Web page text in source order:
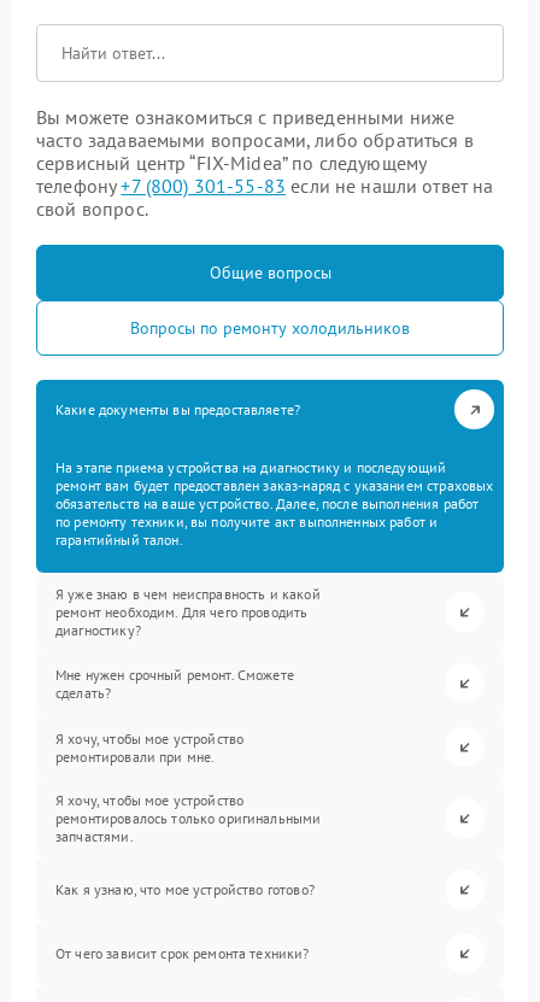
Вы можете ознакомиться с приведенными ниже
часто задаваемыми вопросами, либо обратиться в
сервисный центр “FIX-Midea” по следующему
телефону+7 (800) 301-55-83 если не нашли ответ на
свой вопрос.
Общие вопросы
Вопросы по ремонту холодильников
Какие документы вы предоставляете?
На этапе приема устройства на диагностику и последующий
ремонт вам будет предоставлен заказ-наряд с указанием страховых
обязательств на ваше устройство. Далее, после выполнения работ
по ремонту техники, вы получите акт выполненных работ и
гарантийный талон.
Я уже знаю в чем неисправность и какой
ремонт необходим. Для чего проводить
диагностику?
Мне нужен срочный ремонт. Сможете
сделать?
Я хочу, чтобы мое устройство
ремонтировали при мне.
Я хочу, чтобы мое устройство
ремонтировалось только оригинальными
запчастями.
Как я узнаю, что мое устройство готово?
От чего зависит срок ремонта техники?